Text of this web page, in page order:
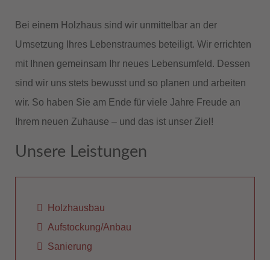
Bei einem Holzhaus sind wir unmittelbar an der
Umsetzung Ihres Lebenstraumes beteiligt. Wir errichten
mit Ihnen gemeinsam Ihr neues Lebensumfeld. Dessen
sind wir uns stets bewusst und so planen und arbeiten
wir. So haben Sie am Ende für viele Jahre Freude an
Ihrem neuen Zuhause – und das ist unser Ziel!
Unsere Leistungen
Holzhausbau
Aufstockung/Anbau
Sanierung